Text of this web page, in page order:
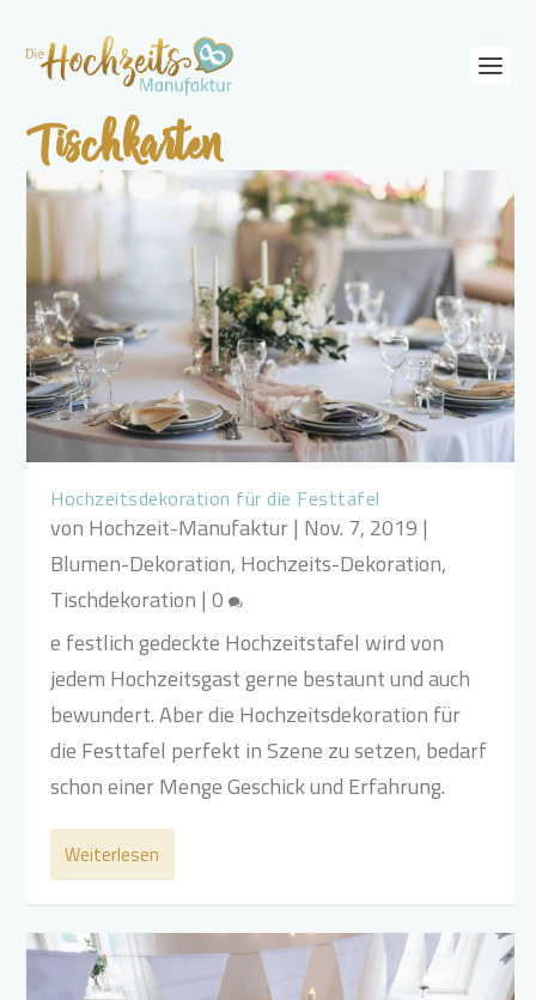
Tischkarten
Hochzeitsdekoration für die Festtafel
von Hochzeit-Manufaktur| Nov. 7, 2019 |
Blumen-Dekoration, Hochzeits-Dekoration,
Tischdekoration |0
e festlich gedeckte Hochzeitstafel wird von
jedem Hochzeitsgast gerne bestaunt und auch
bewundert. Aber die Hochzeitsdekoration für
die Festtafel perfekt in Szene zu setzen, bedarf
schon einer Menge Geschick und Erfahrung.
Weiterlesen